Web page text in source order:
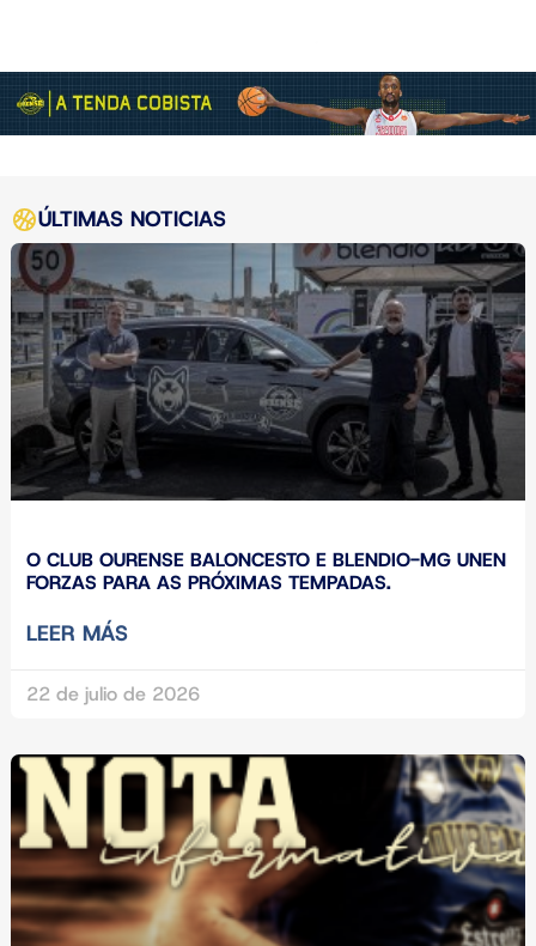
ÚLTIMAS NOTICIAS
O CLUB OURENSE BALONCESTO E BLENDIO-MG UNEN
FORZAS PARA AS PRÓXIMAS TEMPADAS.
LEER MÁS
22 de julio de 2026